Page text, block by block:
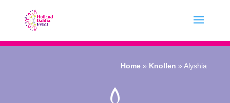
Home » Knollen »Alyshia